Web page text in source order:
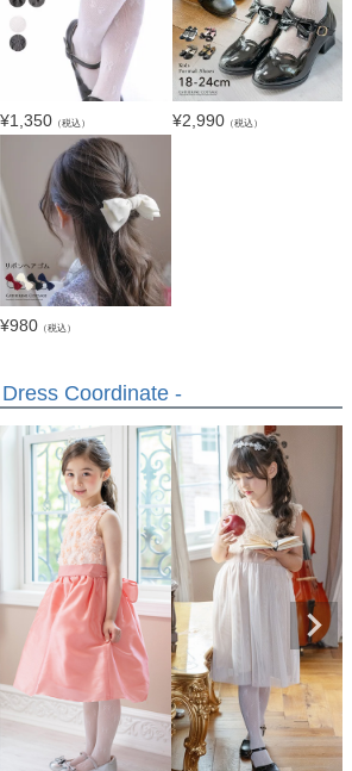
¥1,350 （税込） ¥2,990（税込）
¥980 （税込）
Coordinate -